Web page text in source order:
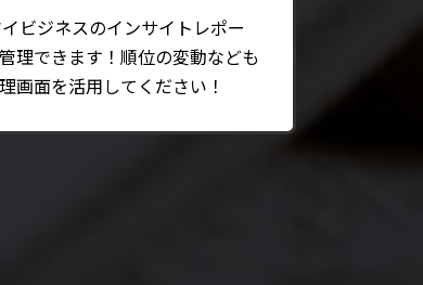
ビジネスのインサイトレポー
理できます！順位の変動なども
画面を活用してください！